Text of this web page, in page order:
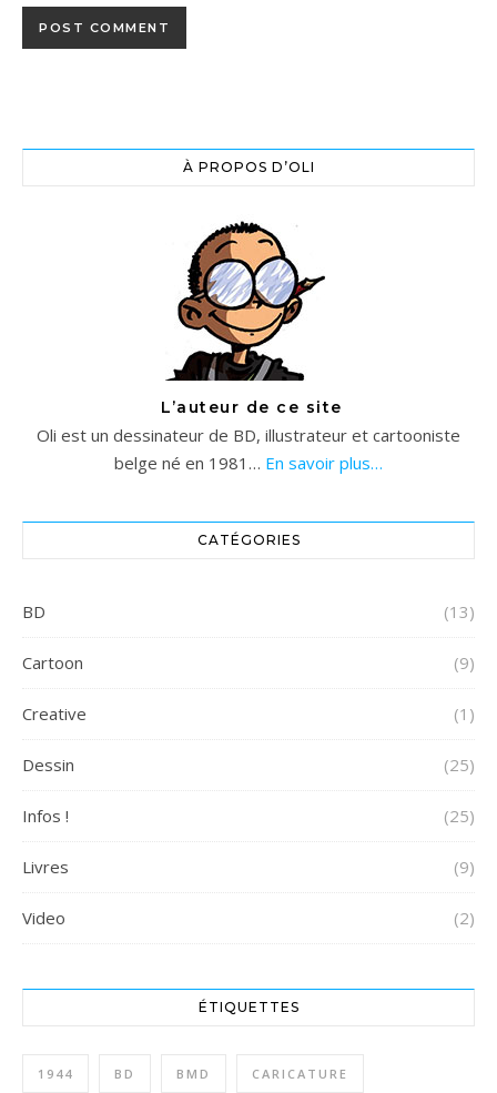
À PROPOS D’OLI
L’auteur de ce site
Oli est un dessinateur de BD, illustrateur et cartooniste
belge né en 1981… En savoir plus…
CATÉGORIES
BD (13)
Cartoon (9)
Creative (1)
Dessin (25)
Infos ! (25)
Livres (9)
Video (2)
ÉTIQUETTES
1944 BD BMD CARICATURE